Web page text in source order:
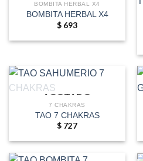
BOMBITA HERBAL X4
BOMBITA HERBAL X4
$ 693
AGOTADO
7 CHAKRAS
TAO 7 CHAKRAS
$ 727